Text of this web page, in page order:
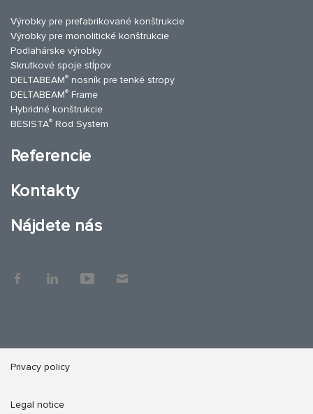
Výrobky pre prefabrikované konštrukcie
Výrobky pre monolitické konštrukcie
Podlahárske výrobky
Skrutkové spoje stĺpov
DELTABEAM® nosník pre tenké stropy
DELTABEAM® Frame
Hybridné konštrukcie
BESISTA® Rod System
Referencie
Kontakty
Nájdete nás
Privacy policy
Legal notice